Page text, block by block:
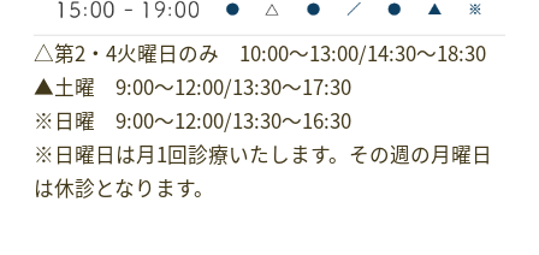
△第2・4火曜日のみ 10:00～13:00/14:30〜18:30
▲土曜 9:00～12:00/13:30～17:30
※日曜 9:00～12:00/13:30～16:30
※ 日曜日は月1回診療いたします。その週の月曜日
は休診となります。